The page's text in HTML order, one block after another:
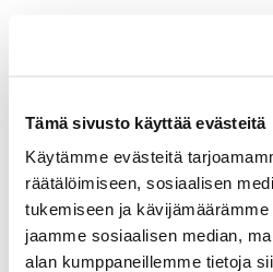
Tämä sivusto käyttää evästeitä
Käytämme evästeitä
räätälöimiseen, sosiaalisen
tukemiseen ja
jaamme sosiaalisen median,
alan kumppaneillemme tietoja